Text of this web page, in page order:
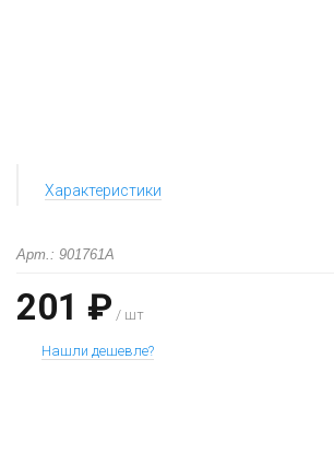
Характеристики
Арт.: 901761A
201 ₽ / шт
Нашли дешевле?